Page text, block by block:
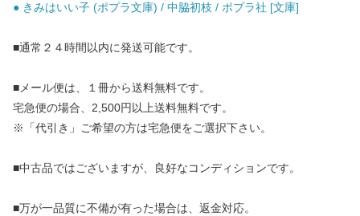
● きみはいい子 (ポプラ文庫) / 中脇初枝 / ポプラ社 [文庫]
■通常２４時間以内に発送可能です。
■メール便は、１冊から送料無料です。
宅急便の場合、2,500円以上送料無料です。
※「代引き」ご希望の方は宅急便をご選択下さい。
■中古品ではございますが、良好なコンディションです。
■万が一品質に不備が有った場合は、返金対応。